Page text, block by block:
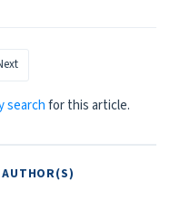
searchfor this article.